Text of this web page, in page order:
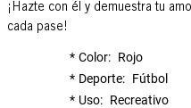
¡Hazte con él y demuestra tu
cada pase!
Color
Rojo
Deporte
Fútbol
Uso
Recreativo